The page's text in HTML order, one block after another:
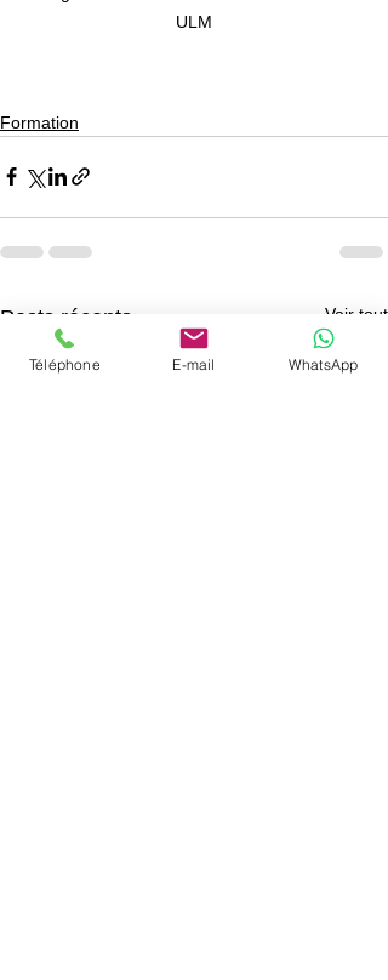
ULM
Formation
Posts récents Voir tout
Téléphone E-mail WhatsApp